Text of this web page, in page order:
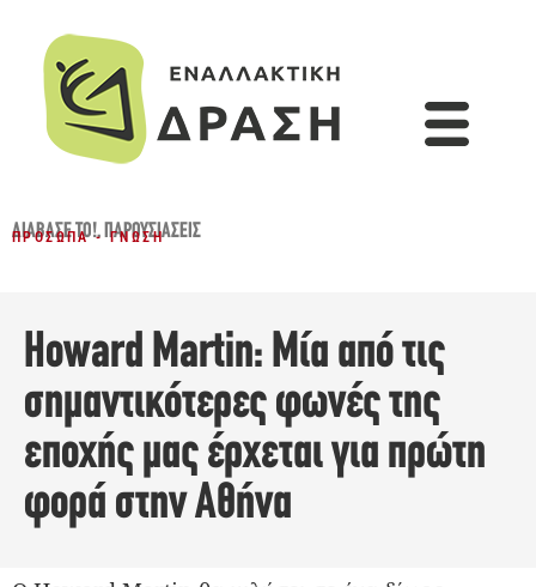
ΔΙΆΒΑΣΈ ΤΟ!,ΠΑΡΟΥΣΙΆΣΕΙΣ
ΠΡΌΣΩΠΑ - ΓΝΏΣΗ
Howard Martin: Μία από τις
σημαντικότερες φωνές της
εποχής μας έρχεται για πρώτη
φορά στην Αθήνα